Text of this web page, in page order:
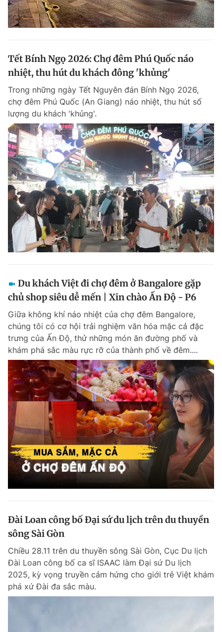
0906 645 777 0908 780 404
Phó tổng biên tập thường trực: Hải Thành
Phó tổng biên tập: Lâm Hiếu Dũng
Phó tổng biên tập: Trần Việt Hưng
Tổng thư ký tòa soạn: Đức Trung
Giấy phép xuất bản số 110/GP - BTTTT cấp ngày 24.3.2020
© 2003-2026 Bản quyền thuộc về Báo Thanh Niên. Cấm sao chép
dưới mọi hình thức nếu không có sự chấp thuận bằng văn bản.
Phát triển bởi ePi Technologies, JSC.
Tết Bính Ngọ 2026: Chợ đêm Phú Quốc náo
nhiệt, thu hút du khách đông 'khủng'
Trong những ngày Tết Nguyên đán Bính Ngọ 2026,
chợ đêm Phú Quốc (An Giang) náo nhiệt, thu hút số
lượng du khách 'khủng'.
Du khách Việt đi chợ đêm ở Bangalore gặp
chủ shop siêu dễ mến | Xin chào Ấn Độ - P6
Giữa không khí náo nhiệt của chợ đêm Bangalore,
chúng tôi có cơ hội trải nghiệm văn hóa mặc cả đặc
trưng của Ấn Độ, thử những món ăn đường phố và
khám phá sắc màu rực rỡ của thành phố về đêm....
Đài Loan công bố Đại sứ du lịch trên du thuyền
sông Sài Gòn
Chiều 28.11 trên du thuyền sông Sài Gòn, Cục Du lịch
Đài Loan công bố ca sĩ ISAAC làm Đại sứ Du lịch
2025, kỳ vọng truyền cảm hứng cho giới trẻ Việt khám
phá xứ Đài đa sắc màu.